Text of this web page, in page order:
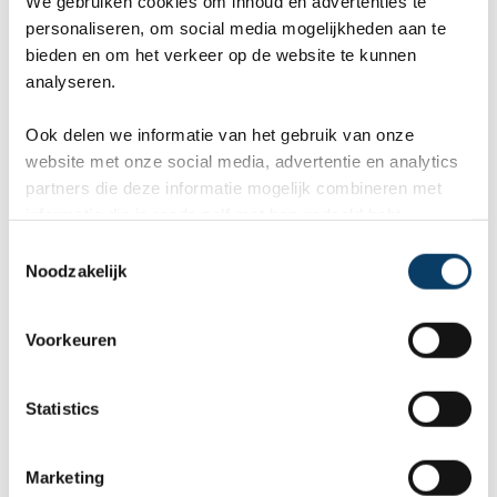
personaliseren, om social media mogelijkheden aan te
bieden en om het verkeer op de website te kunnen
analyseren.
Ook delen we informatie van het gebruik van onze
website met onze social media, advertentie en analytics
partners die deze informatie mogelijk combineren met
Noodzakelijk
Voorkeuren
Statistics
Marketing
O van Onafhankelijk
Na de Tweede Wereldoorlog werd Togo een
mandaatgebied en bestuurd door Frankrijk. Op
P van Porto Novo
Porto Novo is een oude Portugese stad. Er zijn
waar geneeskrachtige kruiden verkocht worden.